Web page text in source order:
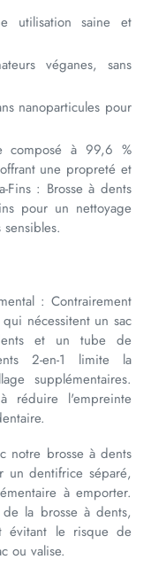
utilisation saine et
véganes, sans
nanoparticules pour
composé à 99,6 %
une propreté et
Fins : Brosse à dents
pour un nettoyage
: Contrairement
nécessitent un sac
et un tube de
2-en-1 limite la
supplémentaires.
réduire l'empreinte
notre brosse à dents
un dentifrice séparé,
à emporter.
la brosse à dents,
évitant le risque de
ou valise.